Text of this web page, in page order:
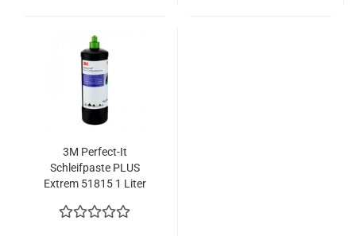
3M Perfect-It
Schleifpaste PLUS
Extrem 51815 1 Liter